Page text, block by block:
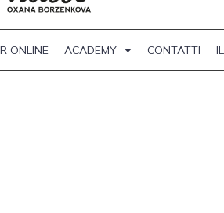
ONLINE ACADEMY CONTATTI